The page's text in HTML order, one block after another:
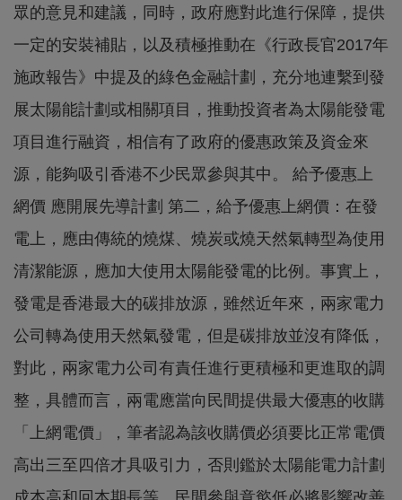
眾的意見和建議，同時，政府應對此進行保障，提供
一定的安裝補貼，以及積極推動在《行政長官2017年
施政報告》中提及的綠色金融計劃，充分地連繫到發
展太陽能計劃或相關項目，推動投資者為太陽能發電
項目進行融資，相信有了政府的優惠政策及資金來
源，能夠吸引香港不少民眾參與其中。 給予優惠上
網價 應開展先導計劃 第二，給予優惠上網價：在發
電上，應由傳統的燒煤、燒炭或燒天然氣轉型為使用
清潔能源，應加大使用太陽能發電的比例。事實上，
發電是香港最大的碳排放源，雖然近年來，兩家電力
公司轉為使用天然氣發電，但是碳排放並沒有降低，
對此，兩家電力公司有責任進行更積極和更進取的調
整，具體而言，兩電應當向民間提供最大優惠的收購
「上網電價」，筆者認為該收購價必須要比正常電價
高出三至四倍才具吸引力，否則鑑於太陽能電力計劃